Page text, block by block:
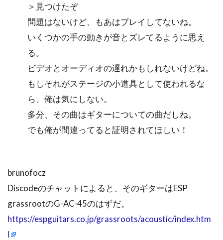
＞見つけたぞ
問題はないけど、もあはプレイしてないね。
いくつかの手の動きが音とズレてるように思え
る。
ビデオとオーディオの遅れかもしれないけどね。
もしそれがステージの小道具として使われるな
ら、俺は気にしない。
多分、その曲はギターについての曲だしね。
でも俺が間違ってると証明されてほしい！
brunofocz
Discodeのチャットによると、そのギターはESP
grassrootのG-AC-45のはずだ。
https://espguitars.co.jp/grassroots/acoustic/index.htm
l